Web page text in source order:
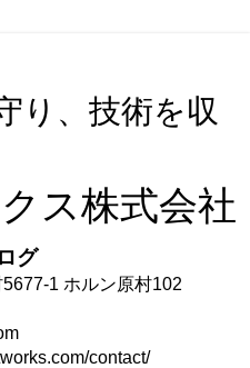
り、技術を収
ス株式会社
グ
1 ホルン原村102
contact/